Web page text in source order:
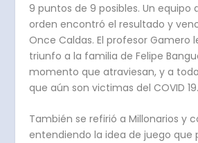
9 puntos de 9 posibles. Un equipo
orden encontró el resultado y
Once Caldas. El profesor Gamero
triunfo a la familia de Felipe
momento que atraviesan, y a
que aún son victimas del COVID 19.
También se refirió a Millonarios y
entendiendo la idea de juego que